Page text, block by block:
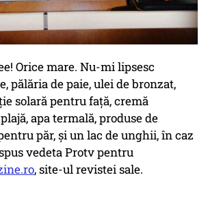
Orice mare. Nu-mi lipsesc
pălăria de paie, ulei de bronzat,
solară pentru față, cremă
apa termală, produse de
păr, și un lac de unghii, în caz
vedeta Protv pentru
, site-ul revistei sale.